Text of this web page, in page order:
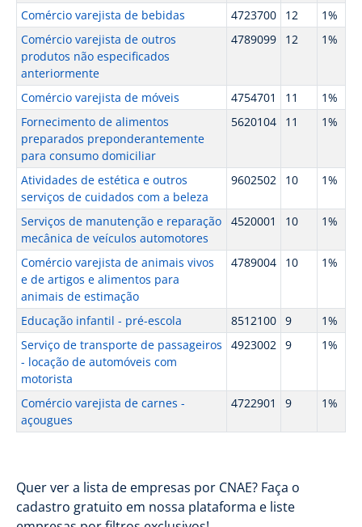
Comércio varejista de bebidas 4723700 12
1%
Comércio varejista de outros
produtos não especificados
anteriormente
4789099 12 1%
Comércio varejista de móveis 4754701 11
1%
Fornecimento de alimentos
preparados preponderantemente
para consumo domiciliar
5620104 11 1%
Atividades de estética e outros
serviços de cuidados com a beleza
9602502 10 1%
Serviços de manutenção e reparação
mecânica de veículos automotores
4520001 10 1%
Comércio varejista de animais vivos
e de artigos e alimentos para
animais de estimação
4789004 10 1%
Educação infantil - pré-escola 8512100 9
1%
Serviço de transporte de passageiros
- locação de automóveis com
motorista
4923002 9 1%
Comércio varejista de carnes -
açougues
4722901 9 1%
Quer ver a lista de empresas por CNAE? Faça o
cadastro gratuito em nossa plataforma e liste